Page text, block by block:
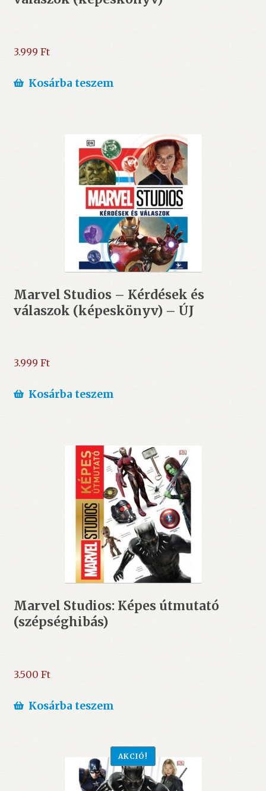
3.999 Ft
Kosárba teszem
Marvel Studios – Kérdések és
válaszok (képeskönyv) – ÚJ
3.999 Ft
Kosárba teszem
Marvel Studios: Képes útmutató
(szépséghibás)
3.500 Ft
Kosárba teszem
AKCIÓ!